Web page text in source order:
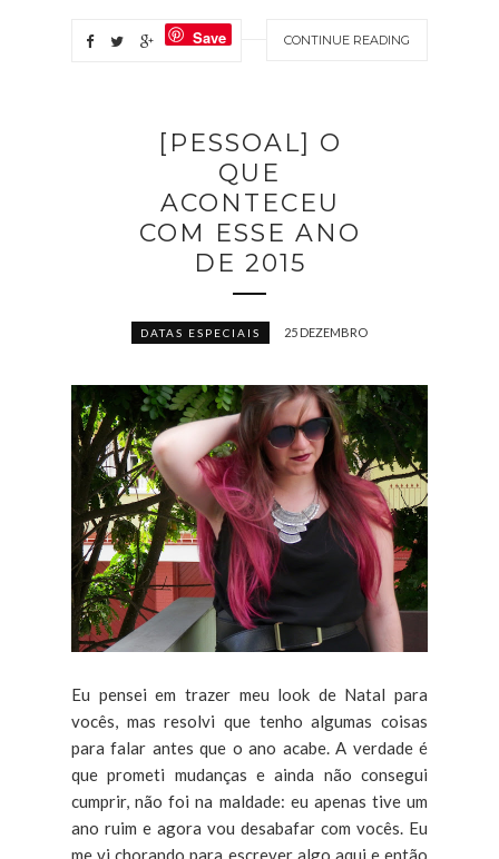
CONTINUE READING
Save
[PESSOAL] O
QUE
ACONTECEU
COM ESSE ANO
DE 2015
DATAS ESPECIAIS 25 DEZEMBRO
Eu pensei em trazer meu look de Natal para
vocês, mas resolvi que tenho algumas coisas
para falar antes que o ano acabe. A verdade é
que prometi mudanças e ainda não consegui
cumprir, não foi na maldade: eu apenas tive um
ano ruim e agora vou desabafar com vocês. Eu
me vi chorando para escrever algo aqui e então